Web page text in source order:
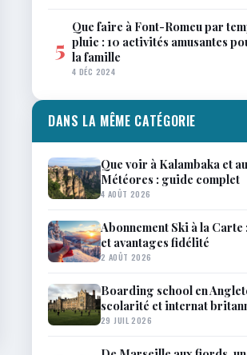
5
Que faire à Font-Romeu par
pluie : 10 activités amusantes
la famille
4 DÉC 2024
DANS LA MÊME CATÉGORIE
Que voir à Kalambaka et
Météores : guide complet
4 AOÛT 2026
Abonnement Ski à la
et avantages fidélité
2 AOÛT 2026
Boarding school en
scolarité et internat
29 JUIL 2026